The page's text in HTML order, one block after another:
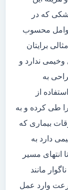
که در
عوامل محسوب
برایتان
ندارد و
به
از
طی کرده و به
بیماری که
دارد به
مسیر
مانند
وارد عمل